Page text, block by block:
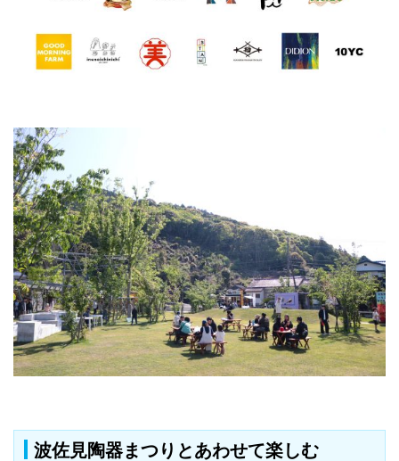
波佐見陶器まつりとあわせて楽しむ